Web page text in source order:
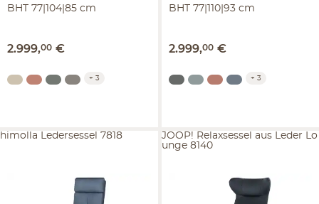
BHT 77|104|85 cm
2.999,00 €
+ 3
BHT 77|110|93 cm
2.999,00 €
+ 3
himolla Ledersessel 7818
JOOP! Relaxsessel aus Leder Lo
unge 8140